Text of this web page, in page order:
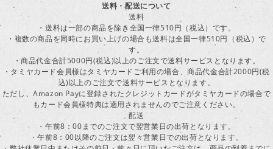
送料・配送について
送料
・送料は一部の商品を除き全国一律510円（税込）です。
・複数の商品を同時にお買い上げの場合も送料は全国一律510円（税込）で
す。
・商品代金合計5000円(税込)以上のご注文で送料サービスとなります。
・タミヤカード会員様はタミヤカードご利用の場合、商品代金合計2000円(税
込)以上のご注文で送料サービスとなります。
ただし、Amazon Payに登録されたクレジットカードがタミヤカードの場合で
もカード会員様特典は適用されませんのでご注意ください。
配送
・午前8：00までのご注文で翌営業日の出荷となります。
・午前8：00以降のご注文は翌々営業日での出荷となります。